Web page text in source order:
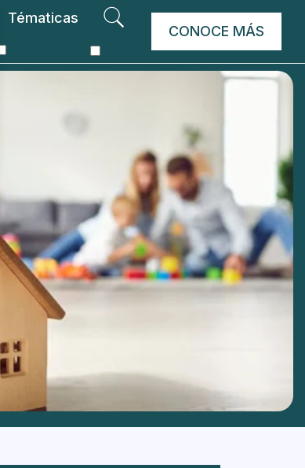
Tématicas
CONOCE MÁS